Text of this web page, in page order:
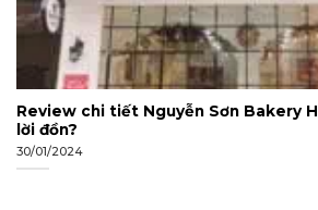
Review chi tiết Nguyễn Sơn Bakery
lời đồn?
30/01/2024